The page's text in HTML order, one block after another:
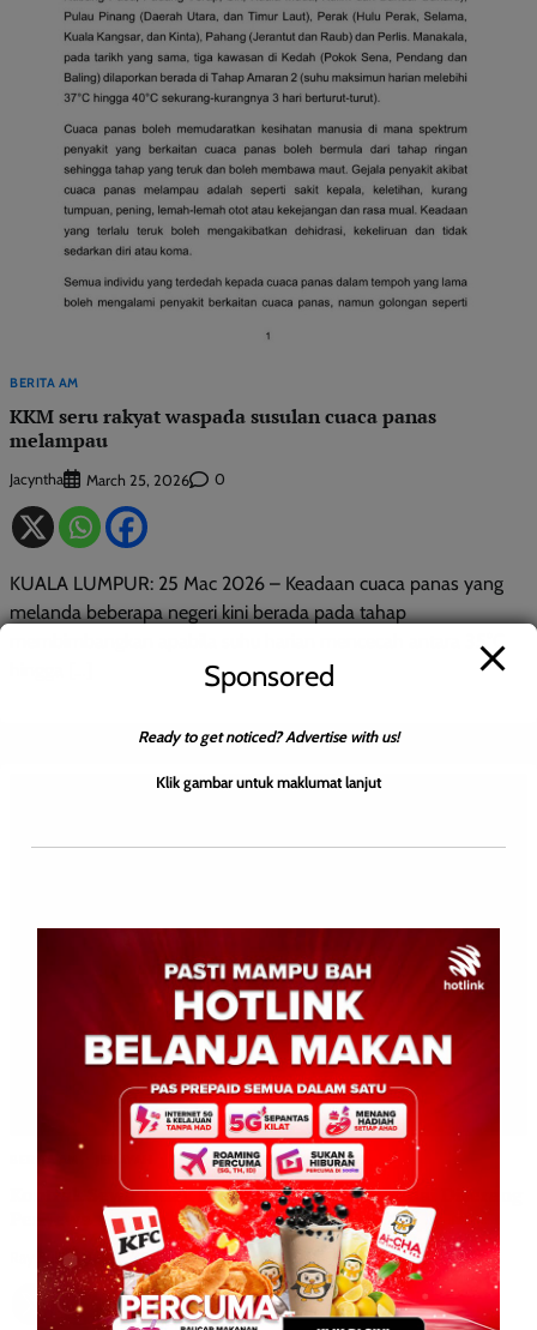
BERITA AM
KKM seru rakyat waspada susulan cuaca panas
melampau
Jacyntha March 25, 2026 0
KUALA LUMPUR: 25 Mac 2026 – Keadaan cuaca panas yang
melanda beberapa negeri kini berada pada tahap
membimbangkan apabila suhu harian mencecah antara 35°C
TEMPATAN WILAYAH SABAH
Kontrak Sewa Tidak Disambung, Pemilik Kedai Diserang
Ray Bull July 15, 2025 0
Sponsored
Ready to get noticed? Advertise with us!
Klik gambar untuk maklumat lanjut